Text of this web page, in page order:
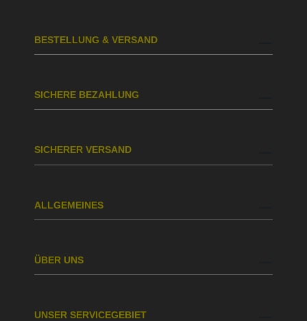
BESTELLUNG & VERSAND
SICHERE BEZAHLUNG
SICHERER VERSAND
ALLGEMEINES
ÜBER UNS
UNSER SERVICEGEBIET